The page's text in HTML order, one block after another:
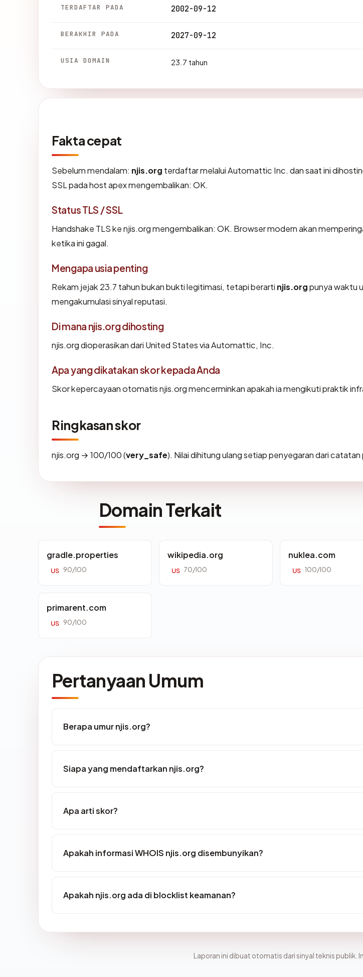
TERDAFTAR PADA 2002-09-12
BERAKHIR PADA 2027-09-12
USIA DOMAIN 23.7 tahun
Fakta cepat
Sebelum mendalam: njis.org terdaftar melalui Automattic Inc. dan saat ini
SSL pada host apex mengembalikan: OK.
Status TLS / SSL
Handshake TLS ke njis.org mengembalikan: OK. Browser modern akan
ketika ini gagal.
Mengapa usia penting
Rekam jejak 23.7 tahun bukan bukti legitimasi, tetapi berarti njis.orgpunya waktu
mengakumulasi sinyal reputasi.
Di mana njis.org dihosting
njis.org dioperasikan dari United States via Automattic, Inc.
Apa yang dikatakan skor kepada Anda
Skor kepercayaan otomatis njis.org mencerminkan apakah ia mengikuti praktik
Ringkasan skor
njis.org → 100/100 (very_safe). Nilai dihitung ulang setiap penyegaran dari
Domain Terkait
gradle.properties
US 90/100
wikipedia.org
US 70/100
nuklea.com
US 100/100
primarent.com
US 90/100
Pertanyaan Umum
Berapa umur njis.org?
Siapa yang mendaftarkan njis.org?
Apa arti skor?
Apakah informasi WHOIS njis.org disembunyikan?
Apakah njis.org ada di blocklist keamanan?
Laporan ini dibuat otomatis dari sinyal teknis publik.